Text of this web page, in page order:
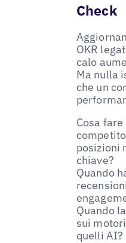
Check
OKR
calo
Ma nulla
che un
Cosa
posizioni
chiave?
Quando
Quando
sui
quelli AI?